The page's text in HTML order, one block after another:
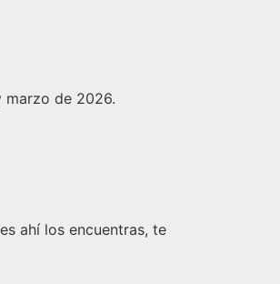
marzo de 2026.
ahí los encuentras, te